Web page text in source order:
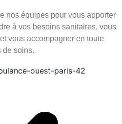
nos équipes pour vous apporter
à vos besoins sanitaires, vous
vous accompagner en toute
de soins.